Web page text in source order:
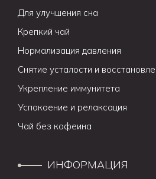
Для улучшения сна
Крепкий чай
Нормализация давления
Снятие усталости и
Укрепление иммунитета
Успокоение и релаксация
Чай без кофеина
ИНФОРМАЦИЯ